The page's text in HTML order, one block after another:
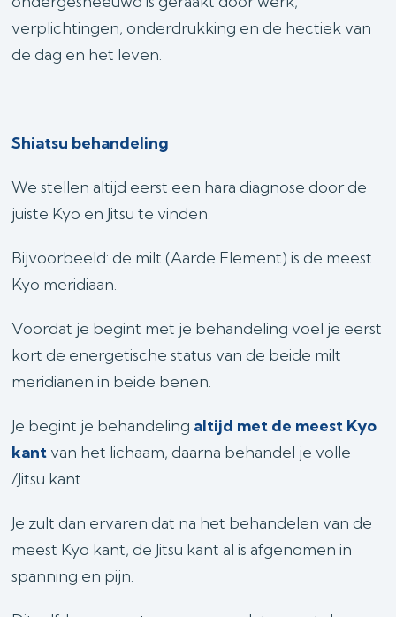
verplichtingen, onderdrukking en de hectiek van
de dag en het leven.
Shiatsu behandeling
We stellen altijd eerst een hara diagnose door de
juiste Kyo en Jitsu te vinden.
Bijvoorbeeld: de milt (Aarde Element) is de meest
Kyo meridiaan.
Voordat je begint met je behandeling voel je eerst
kort de energetische status van de beide milt
meridianen in beide benen.
Je begint je behandeling altijd met de meest Kyo
kant van het lichaam, daarna behandel je volle
/Jitsu kant.
Je zult dan ervaren dat na het behandelen van de
meest Kyo kant, de Jitsu kant al is afgenomen in
spanning en pijn.